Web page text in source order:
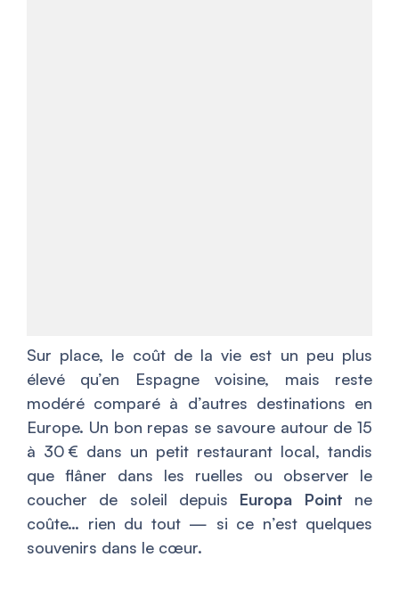
Sur place, le coût de la vie est un peu plus
élevé qu’en Espagne voisine, mais reste
modéré comparé à d’autres destinations en
Europe. Un bon repas se savoure autour de 15
à 30 € dans un petit restaurant local, tandis
que flâner dans les ruelles ou observer le
coucher de soleil depuis Europa Point ne
coûte… rien du tout — si ce n’est quelques
souvenirs dans le cœur.